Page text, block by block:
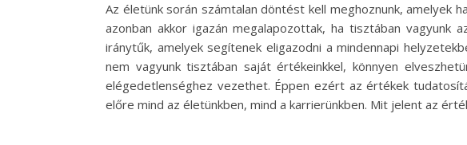
Az életünk során számtalan döntést kell meghoznunk, amelyek
azonban akkor igazán megalapozottak, ha tisztában vagyunk
iránytűk, amelyek segítenek eligazodni a mindennapi
nem vagyunk tisztában saját értékeinkkel, könnyen
elégedetlenséghez vezethet. Éppen ezért az értékek
előre mind az életünkben, mind a karrierünkben. Mit jelent az